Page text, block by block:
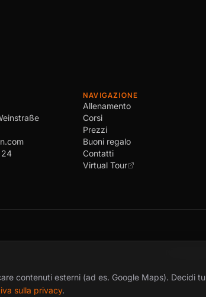
24
NAVIGAZIONE
Allenamento
Corsi
Prezzi
Buoni regalo
Contatti
Virtual Tour
contenuti esterni (ad es. Google Maps). Decidi tu
sulla privacy.